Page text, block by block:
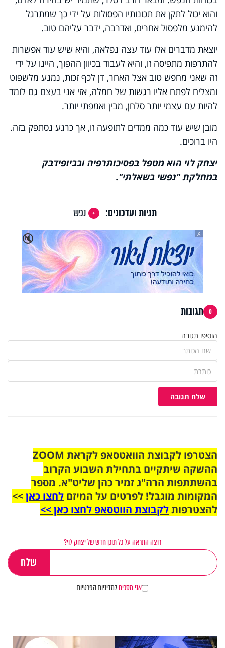
והוא יכול לתקן את תכונותיו הפסולות על ידי כך שמתרגל
להימנע מלפסול אחרים, ואדרבה, ידבר עליהם טוב.
יוצאת מדברים אלו עוד עצה נפלאה, והיא שיש עוד אפשרות
להתרפות מתפיסה זו, והיא לעבוד בכיוון ההפוך, היינו על ידי
זה שאני מחפש טוב אצל האחר, דן לכף זכות, נמנע מלשפוט
ומצליח לפתח אליו רגשות של חמלה, אזי אני בעצם גם לומד
להיות עם עצמי יותר סלחן, מבין ואמפתי יותר.
מובן שיש עוד כמה ממדים לתופעה זו, אך כרגע נסתפק בזה.
היו ברוכים.
יצחק לוי הוא מטפל בפסיכותרפיה ובביופידבק
במחלקת "נפשי בשאלתי".
תגיות ועדכונים:
נפש
🔇
X
0 תגובות
הוסיפו תגובה
שלח תגובה
הצטרפו לקבוצת הוואטסאפ לקראת ZOOM
ההשקה שיתקיים בתחילת השבוע הקרוב
בהשתתפות הרה"ג זמיר כהן שליט"א. מספר
המקומות מוגבל! לפרטים על המיזם לחצו כאן>>
להצטרפותלקבוצת הווטסאפ לחצו כאן >>
רוצה התראה על כל תוכן חדש של יצחק לוי?
אני מסכיםלמדיניות הפרטיות